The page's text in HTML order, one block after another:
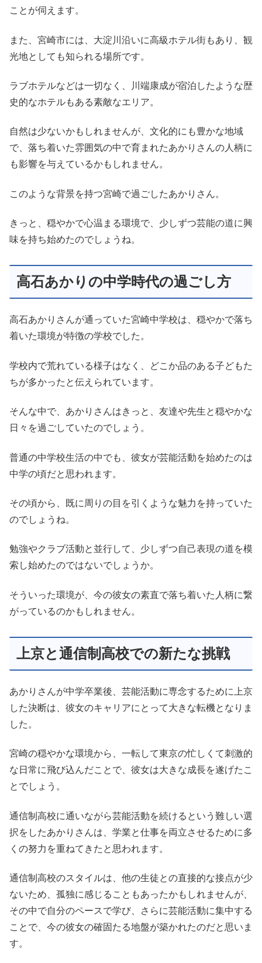
ことが伺えます。
また、宮崎市には、大淀川沿いに高級ホテル街もあり、観
光地としても知られる場所です。
ラブホテルなどは一切なく、川端康成が宿泊したような歴
史的なホテルもある素敵なエリア。
自然は少ないかもしれませんが、文化的にも豊かな地域
で、落ち着いた雰囲気の中で育まれたあかりさんの人柄に
も影響を与えているかもしれません。
このような背景を持つ宮崎で過ごしたあかりさん。
きっと、穏やかで心温まる環境で、少しずつ芸能の道に興
味を持ち始めたのでしょうね。
高石あかりの中学時代の過ごし方
高石あかりさんが通っていた宮崎中学校は、穏やかで落ち
着いた環境が特徴の学校でした。
学校内で荒れている様子はなく、どこか品のある子どもた
ちが多かったと伝えられています。
そんな中で、あかりさんはきっと、友達や先生と穏やかな
日々を過ごしていたのでしょう。
普通の中学校生活の中でも、彼女が芸能活動を始めたのは
中学の頃だと思われます。
その頃から、既に周りの目を引くような魅力を持っていた
のでしょうね。
勉強やクラブ活動と並行して、少しずつ自己表現の道を模
索し始めたのではないでしょうか。
そういった環境が、今の彼女の素直で落ち着いた人柄に繋
がっているのかもしれません。
上京と通信制高校での新たな挑戦
あかりさんが中学卒業後、芸能活動に専念するために上京
した決断は、彼女のキャリアにとって大きな転機となりま
した。
宮崎の穏やかな環境から、一転して東京の忙しくて刺激的
な日常に飛び込んだことで、彼女は大きな成長を遂げたこ
とでしょう。
通信制高校に通いながら芸能活動を続けるという難しい選
択をしたあかりさんは、学業と仕事を両立させるために多
くの努力を重ねてきたと思われます。
通信制高校のスタイルは、他の生徒との直接的な接点が少
ないため、孤独に感じることもあったかもしれませんが、
その中で自分のペースで学び、さらに芸能活動に集中する
ことで、今の彼女の確固たる地盤が築かれたのだと思いま
す。